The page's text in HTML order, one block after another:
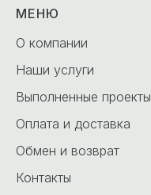
МЕНЮ
О компании
Наши услуги
Выполненные проекты
Оплата и доставка
Обмен и возврат
Контакты